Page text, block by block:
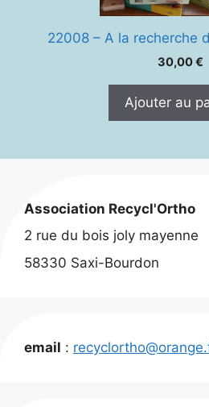
22008 – A la recherche
30,00€
Ajouter au
Association Recycl'Ortho
2 rue du bois joly mayenne
58330 Saxi-Bourdon
email :